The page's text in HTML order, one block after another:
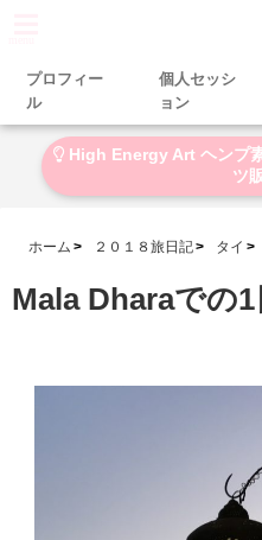
プロフィー
ル
個人セッシ
ョン
High Energy Art ヘンプ
ツ
ホーム ２０１８旅日記 タイ
Mala Dharaでの1